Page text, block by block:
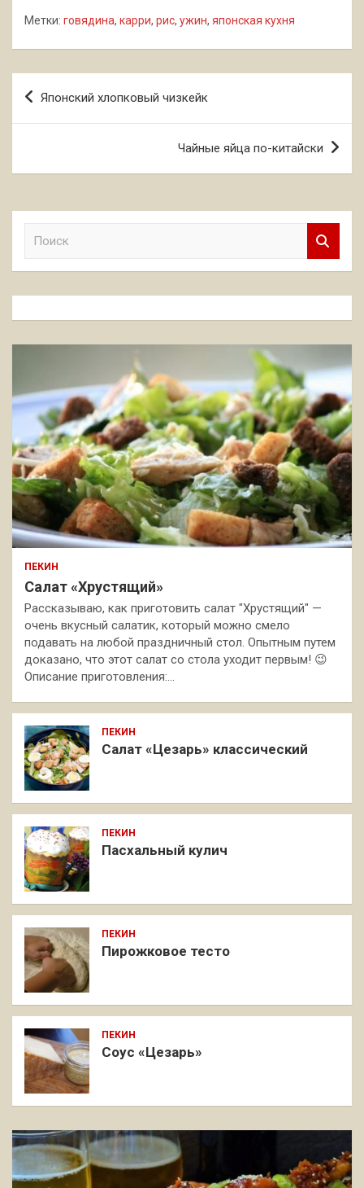
Метки: говядина, карри, рис, ужин, японская кухня
Навигация
по
Японский хлопковый чизкейк
Чайные яйца по-китайски
к
ПЕКИН
Салат «Хрустящий»
Рассказываю, как приготовить салат "Хрустящий" —
очень вкусный салатик, который можно смело
подавать на любой праздничный стол. Опытным путем
доказано, что этот салат со стола уходит первым! 😉
Описание приготовления:…
ПЕКИН
Салат «Цезарь» классический
ПЕКИН
Пасхальный кулич
ПЕКИН
Пирожковое тесто
ПЕКИН
Соус «Цезарь»